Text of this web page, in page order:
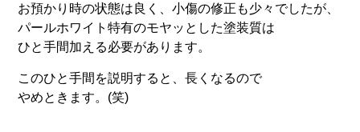
お預かり時の状態は良く、小傷の修正も少々でしたが、
パールホワイト特有のモヤッとした塗装質は
ひと手間加える必要があります。
このひと手間を説明すると、長くなるので
やめときます。(笑)